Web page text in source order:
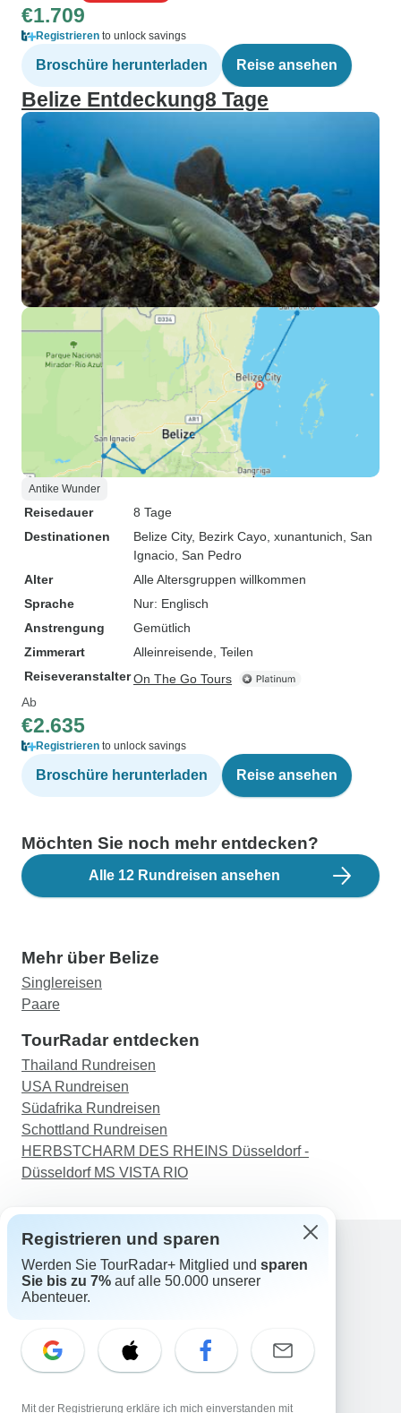
€1.709
Registrieren to unlock savings
Broschüre herunterladen Reise ansehen
Belize Entdeckung8 Tage
Antike Wunder
Reisedauer
8 Tage
Destinationen
Belize City, Bezirk Cayo , xunantunich , San
Ignacio , San Pedro
Alter
Alle Altersgruppen willkommen
Sprache
Nur: Englisch
Anstrengung
Gemütlich
Zimmerart
Alleinreisende, Teilen
ReiseveranstalterOn The Go Tours
Ab
€2.635
Registrieren to unlock savings
Broschüre herunterladen Reise ansehen
Möchten Sie noch mehr entdecken?
Alle 12 Rundreisen ansehen
Mehr über Belize
Singlereisen
Paare
TourRadar entdecken
Thailand Rundreisen
USA Rundreisen
Südafrika Rundreisen
Schottland Rundreisen
HERBSTCHARM DES RHEINS Düsseldorf -
Düsseldorf MS VISTA RIO
Support
Kontakt
Schweiz +41 225 183 195
E-Mail: support@tourradar.com
Registrieren und sparen
Werden Sie TourRadar+ Mitglied und sparen
Sie bis zu 7% auf alle 50.000 unserer
Abenteuer.
Mit der Registrierung erkläre ich mich einverstanden mit